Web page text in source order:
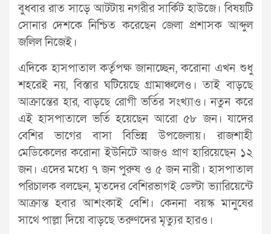
বুধবার রাত সাড়ে আটটায় নগরীর সার্কিট হাউজে। বিষয়টি
সোনার দেশকে নিশ্চিত করেছেন জেলা প্রশাসক আব্দুল
জলিল নিজেই।
এদিকে হাসপাতাল কর্তৃপক্ষ জানাচ্ছেন, করোনা এখন শুধু
শহরেই নয়, বিস্তার ঘটিয়েছে গ্রামাঞ্চলেও। তাই বাড়ছে
আক্রান্তের হার, বাড়ছে রোগী ভর্তির সংখ্যাও। নতুন করে
এই হাসপাতালে ভর্তি হয়েছেন আরো ৫৮ জন। যাদের
বেশির ভাগের বাসা বিভিন্ন উপজেলায়। রাজশাহী
মেডিকেলের করোনা ইউনিটে আজও প্রাণ হারিয়েছেন ১২
জন। এদের মধ্যে ৭ জন পুরুষ ও ৫ জন নারী। হাসপাতাল
পরিচালক বলছেন, মৃতদের বেশিরভাগই ডেল্টা ভ্যারিয়েন্টে
আক্রান্ত হবার আশংকাই বেশি। কেননা বয়স্ক মানুষের
সাথে পাল্লা দিয়ে বাড়ছে তরুণদের মৃত্যুর হারও।